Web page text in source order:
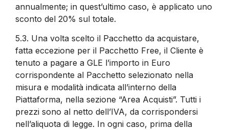
annualmente; in quest’ultimo caso, è applicato uno
sconto del 20% sul totale.
5.3. Una volta scelto il Pacchetto da acquistare,
fatta eccezione per il Pacchetto Free, il Cliente è
tenuto a pagare a GLE l’importo in Euro
corrispondente al Pacchetto selezionato nella
misura e modalità indicata all’interno della
Piattaforma, nella sezione “Area Acquisti”. Tutti i
prezzi sono al netto dell’IVA, da corrispondersi
nell’aliquota di legge. In ogni caso, prima della